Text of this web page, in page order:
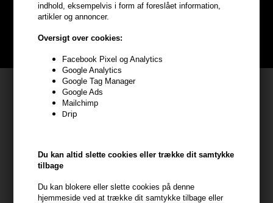
indhold, eksempelvis i form af foreslået information,
artikler og annoncer.
Oversigt over cookies:
Facebook Pixel og Analytics
Google Analytics
Google Tag Manager
Google Ads
Mailchimp
Drip
Du kan altid slette cookies eller trække dit samtykke
tilbage
Du kan blokere eller slette cookies på denne
hjemmeside ved at trække dit samtykke tilbage eller
Bliv helt gratis en del af vores kundeklub og optjen rabatter når du
handler
BLIV GRATIS MEDLEM HER
Kundeservice
CVR: 44874253
kundeservice@hair247.dk
Tlf. 23839799 (hverdage 9-14)